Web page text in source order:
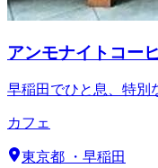
アンモナイトコー
早稲田でひと息、特別
カフェ
東京都 ・ 早稲田